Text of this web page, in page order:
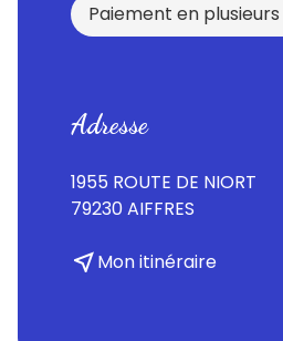
Paiement en plusieurs
Adresse
1955 ROUTE DE NIORT
79230 AIFFRES
near_meMon itinéraire